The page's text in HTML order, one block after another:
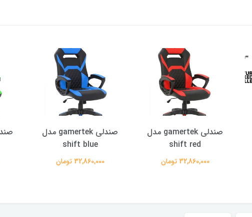
صندلی gamertek مدل
shift red
32,860,000 تومان
صندلی gamertek مدل
shift blue
32,860,000 تومان